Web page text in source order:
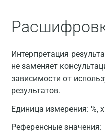
Интерпретация
не заменяет
зависимости от
результатов.
Единица измерения: %,
Референсные значения: